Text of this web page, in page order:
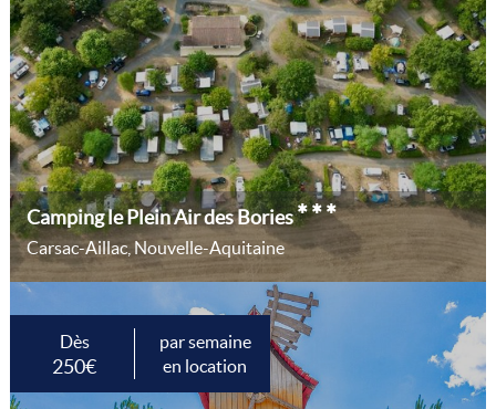
Camping le Plein Air des Bories***
Carsac-Aillac, Nouvelle-Aquitaine
Dès
250€
par semaine
en location